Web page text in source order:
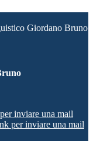
Giordano Bruno
inviare una mail
per inviare una mail